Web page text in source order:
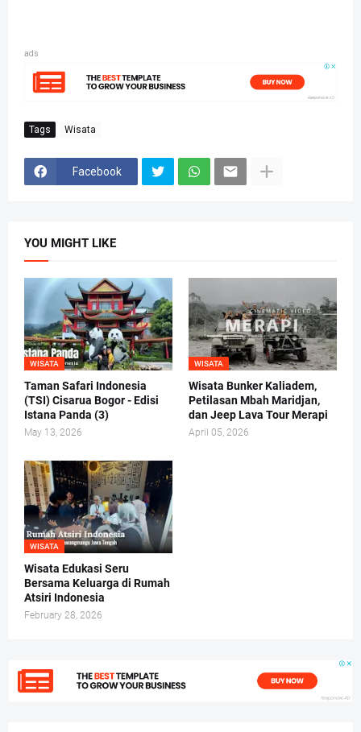
ads
Tags Wisata
Facebook
YOU MIGHT LIKE
WISATA
Taman Safari Indonesia
(TSI) Cisarua Bogor - Edisi
Istana Panda (3)
May 13, 2026
WISATA
Wisata Bunker Kaliadem,
Petilasan Mbah Maridjan,
dan Jeep Lava Tour Merapi
April 05, 2026
WISATA
Wisata Edukasi Seru
Bersama Keluarga di Rumah
Atsiri Indonesia
February 28, 2026